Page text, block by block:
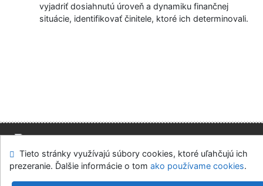
vyjadriť dosiahnutú úroveň a dynamiku finančnej
situácie, identifikovať činitele, ktoré ich determinovali.
Mapa stránok Prístupnosť
Súkromie
Modul OpenSearch
Napíšte nám Nastavenie cookies
Tieto stránky využívajú súbory cookies, ktoré uľahčujú ich
prezeranie. Ďalšie informácie o tom ako používame cookies.